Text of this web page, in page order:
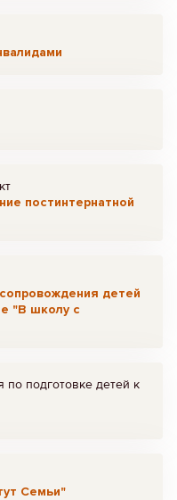
постинтернатной
детей
"В школу с
по подготовке детей к
Семьи"